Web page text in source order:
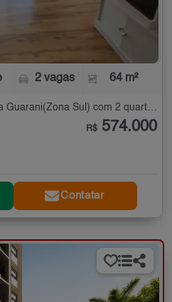
2 vagas 64 m²
Apartamento à Venda na Vila Guarani(Zona Sul) com 2 quartos - 64 m²
R$ 574.000
Contatar